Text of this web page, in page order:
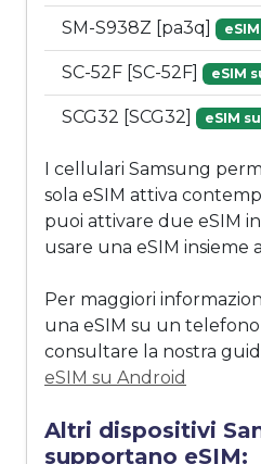
SM-S938Z [pa3q]
SC-52F [SC-52F] eSIM
SCG32 [SCG32] eSIM
I cellulari Samsung
sola eSIM attiva
puoi attivare due eSIM
usare una eSIM insieme
Per maggiori
una eSIM su un
consultare la nostra
eSIM su Android
Altri dispositivi
supportano eSIM: